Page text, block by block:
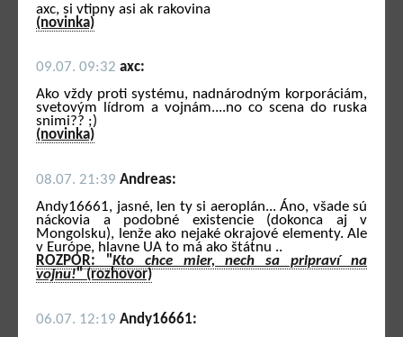
axc, si vtipny asi ak rakovina
(novinka)
09.07. 09:32 axc:
Ako vždy proti systému, nadnárodným korporáciám,
svetovým lídrom a vojnám....no co scena do ruska
snimi?? ;)
(novinka)
08.07. 21:39 Andreas:
Andy16661, jasné, len ty si aeroplán... Áno, všade sú
náckovia a podobné existencie (dokonca aj v
Mongolsku), lenže ako nejaké okrajové elementy. Ale
v Európe, hlavne UA to má ako štátnu ..
ROZPOR: "Kto chce mier, nech sa pripraví na
vojnu!" (rozhovor)
06.07. 12:19 Andy16661: